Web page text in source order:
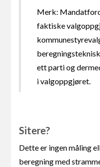
Merk:
faktiske
ett parti og
i valgoppgjøret.
Sitere?
Dette er ingen måling
beregning med